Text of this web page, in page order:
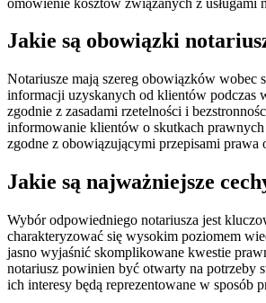
Jakie są obowiązki
Notariusze mają szereg obowiązków
informacji uzyskanych od klientów podczas
zgodnie z zasadami rzetelności i
informowanie klientów o skutkach
zgodne z obowiązującymi przepisami
Jakie są najważniejsze
Wybór odpowiedniego notariusza jest
charakteryzować się wysokim poziomem
jasno wyjaśnić skomplikowane kwestie
notariusz powinien być otwarty na potrzeby
ich interesy będą reprezentowane w sposób